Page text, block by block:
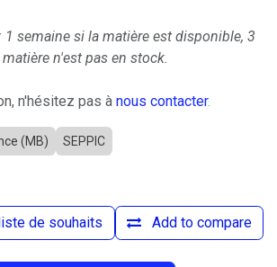
1 semaine si la matière est disponible, 3
n'est pas en stock.
n'hésitez pas à nous contacter.
(MB) SEPPIC
Add to compare
de souhaits